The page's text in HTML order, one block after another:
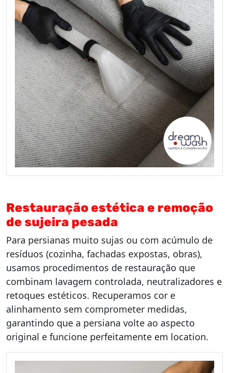
Restauração estética e remoção
de sujeira pesada
Para persianas muito sujas ou com acúmulo de
resíduos (cozinha, fachadas expostas, obras),
usamos procedimentos de restauração que
combinam lavagem controlada, neutralizadores e
retoques estéticos. Recuperamos cor e
alinhamento sem comprometer medidas,
garantindo que a persiana volte ao aspecto
original e funcione perfeitamente em location.